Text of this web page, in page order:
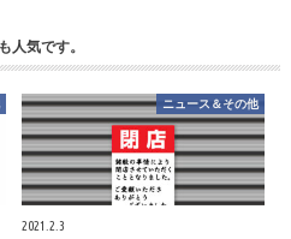
人気です。
ニュース＆その他
2021.2.3